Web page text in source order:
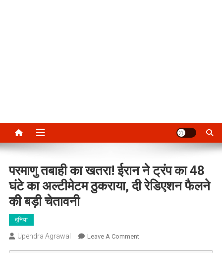
परमाणु तबाही का खतरा! ईरान ने ट्रंप का 48
घंटे का अल्टीमेटम ठुकराया, दी रेडिएशन फैलने
की बड़ी चेतावनी
दुनिया
Upendra Agrawal Leave A CommentOn